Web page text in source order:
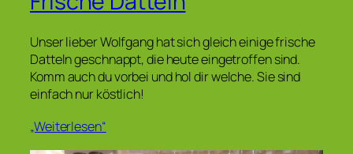
Unser lieber Wolfgang hat sich gleich einige frische
Datteln geschnappt, die heute eingetroffen sind.
Komm auch du vorbei und hol dir welche. Sie sind
einfach nur köstlich!
„Weiterlesen“